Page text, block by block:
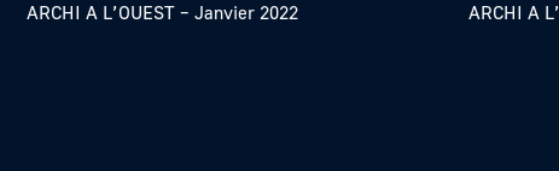
ARCHI A L’OUEST – Janvier 2022 ARCHI A